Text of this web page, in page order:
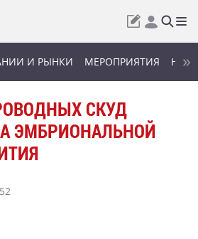
И РЫНКИ МЕРОПРИЯТИЯ
СКУД
ЭМБРИОНАЛЬНОЙ